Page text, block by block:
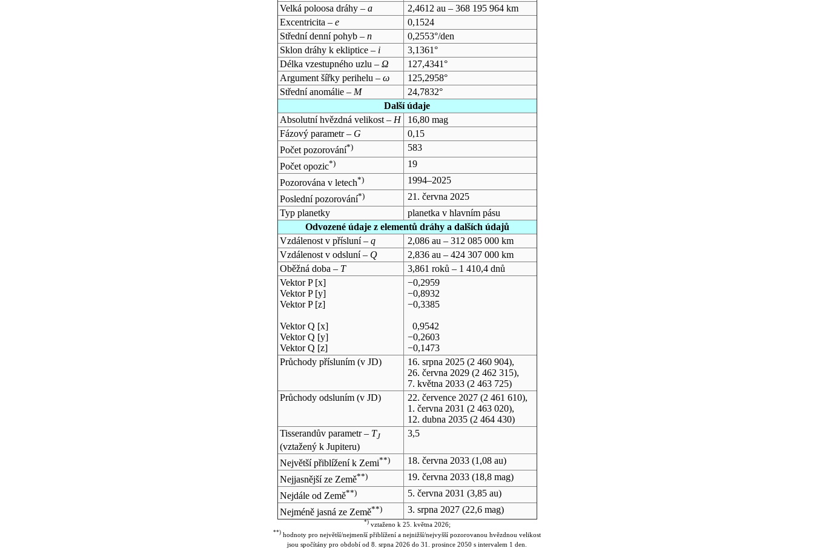
Velká poloosa dráhy – a
2,4612 au – 368 195 964 km
Excentricita – e
0,1524
Střední denní pohyb – n
0,2553°/den
Sklon dráhy k ekliptice – i
3,1361°
Délka vzestupného uzlu – Ω
127,4341°
Argument šířky perihelu – ω
125,2958°
Střední anomálie – M
24,7832°
Další údaje
Absolutní hvězdná velikost – H
16,80 mag
Fázový parametr – G
0,15
Počet pozorování*)
583
Počet opozic*)
19
Pozorována v letech*)
1994–2025
Poslední pozorování*)
21. června 2025
Typ planetky
planetka v hlavním pásu
Odvozené údaje z elementů dráhy a dalších údajů
Vzdálenost v přísluní – q
2,086 au – 312 085 000 km
Vzdálenost v odsluní – Q
2,836 au – 424 307 000 km
Oběžná doba – T
3,861 roků – 1 410,4 dnů
Vektor P [x]
Vektor P [y]
Vektor P [z]
Vektor Q [x]
Vektor Q [y]
Vektor Q [z]
−0,2959
−0,8932
−0,3385
0,9542
−0,2603
−0,1473
Průchody přísluním (v JD) 16. srpna 2025(2 460 904),
26. června 2029(2 462 315),
7. května 2033(2 463 725)
Průchody odsluním (v JD) 22. července 2027(2 461 610),
1. června 2031 (2 463 020),
12. dubna 2035(2 464 430)
Tisserandův parametr – TJ
(vztažený k Jupiteru)
3,5
Největší přiblížení k Zemi**) 18. června 2033(1,08 au)
Nejjasnější ze Země**) 19. června 2033(18,8 mag)
Nejdále od Země**) 5. června 2031 (3,85 au)
Nejméně jasná ze Země**) 3. srpna 2027(22,6 mag)
*)vztaženo k 25. května 2026;
**) hodnoty pro největší/nejmenší přiblížení a nejnižší/nejvyšší pozorovanou hvězdnou velikost
jsou spočítány pro období od 8. srpna 2026 do 31. prosince 2050 s intervalem 1 den.